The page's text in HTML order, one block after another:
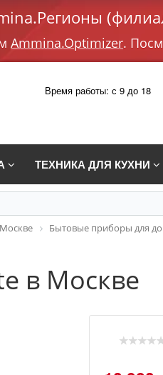
Ammina.Optimizer.
Время работы: с 9 до 18
ТЕХНИКА ДЛЯ КУХНИ
Бытовые приборы для
в Москве